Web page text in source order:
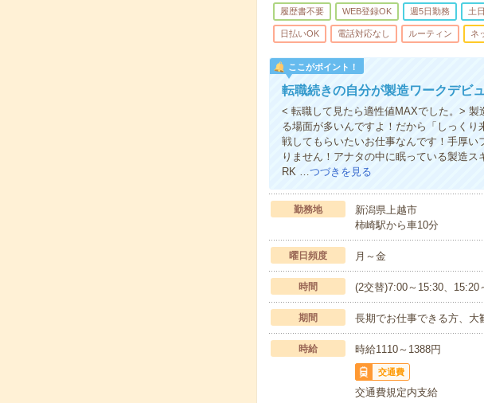
履歴書不要 WEB登録OK 週5日勤務 土
日払いOK 電話対応なし ルーティン ネ
ここがポイント！
転職続きの自分が製造ワークデビ
< 転職して見たら適性値MAXでした。>
る場面が多いんですよ！だから「しっく
戦してもらいたいお仕事なんです！手厚
りません！アナタの中に眠っている製造
RK …つづきを見る
勤務地
新潟県上越市
柿崎駅から車10分
曜日頻度 月～金
時間 (2交替)7:00～15:30、15:20
期間 長期でお仕事できる方、大
時給 時給1110～1388円
交通費
交通費規定内支給